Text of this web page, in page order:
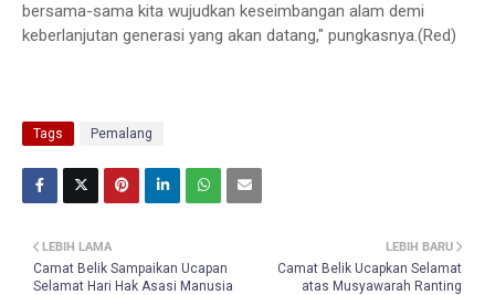
bersama-sama kita wujudkan keseimbangan alam demi
keberlanjutan generasi yang akan datang," pungkasnya.(Red)
Tags Pemalang
LEBIH BARU
Camat Belik Ucapkan Selamat
atas Musyawarah Ranting
LEBIH LAMA
Camat Belik Sampaikan Ucapan
Selamat Hari Hak Asasi Manusia